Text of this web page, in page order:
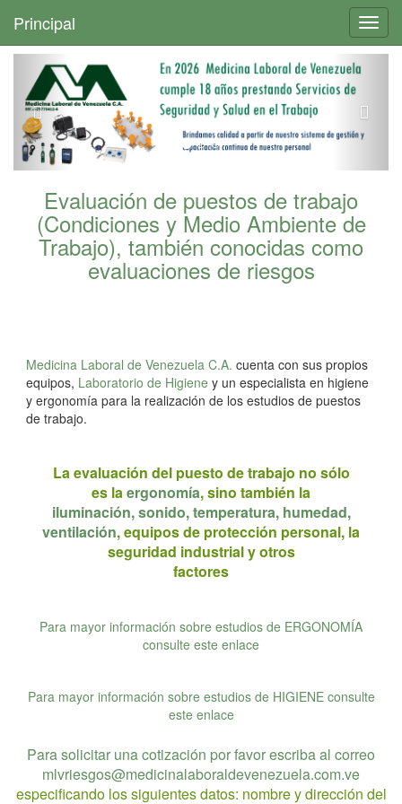
Principal
Evaluación de puestos de trabajo
(Condiciones y Medio Ambiente de
Trabajo), también conocidas como
evaluaciones de riesgos
Medicina Laboral de Venezuela C.A. cuenta con sus propios
equipos, Laboratorio de Higiene y un especialista en higiene
y ergonomía para la realización de los estudios de puestos
de trabajo.
La evaluación del puesto de trabajo no sólo
es la ergonomía, sino también la
iluminación, sonido, temperatura, humedad,
ventilación, equipos de protección personal, la
seguridad industrial y otros
factores
Para mayor información sobre estudios de ERGONOMÍA
consulte este enlace
Para mayor información sobre estudios de HIGIENE consulte
este enlace
Para solicitar una cotización por favor escriba al correo
mlvriesgos@medicinalaboraldevenezuela.com.ve
especificando los siguientes datos: nombre y dirección del